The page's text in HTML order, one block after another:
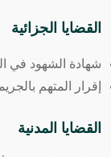
القضايا الجزائية
شهادة الشهود في
إقرار المتهم
القضايا المدنية